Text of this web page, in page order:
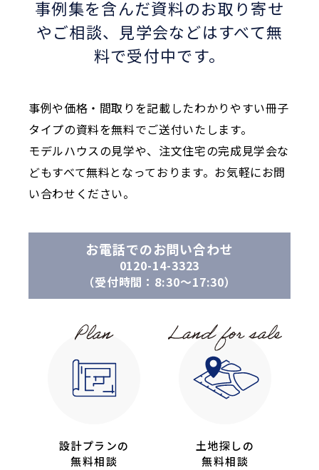
事例集を含んだ資料のお取り寄せ
やご相談、
見学会などはすべて無
料で受付中です。
事例や価格・間取りを記載したわかりやすい冊子
タイプの資料を無料でご送付いたします。
モデルハウスの見学や、注文住宅の完成見学会な
どもすべて無料となっております。お気軽にお問
い合わせください。
お電話でのお問い合わせ
0120-14-3323
（受付時間：8:30〜17:30）
設計プランの
無料相談
土地探しの
無料相談